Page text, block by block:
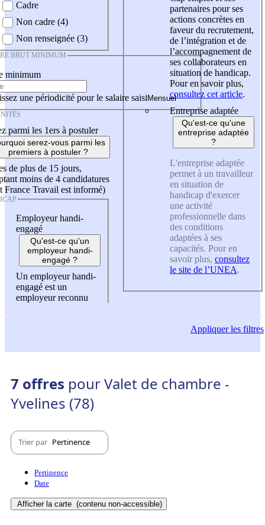
Cadre
Non cadre (4)
Non renseignée (3)
BRUT MINIMUM
minimum
une périodicité pour le salaire saisi
parmi les 1ers à postuler
serez-vous parmi les
premiers à postuler ?
de plus de 15 jours,
moins de 4 candidatures
France Travail est informé)
Employeur handi-
engagé
Qu'est-ce qu'un
employeur handi-
engagé ?
Un employeur handi-
engagé est un
employeur reconnu
partenaires pour ses
actions concrètes en
faveur du recrutement,
de l’intégration et de
l’accompagnement de
ses collaborateurs en
situation de handicap.
Pour en savoir plus,
consultez cet article.
Entreprise adaptée
Qu'est-ce qu'une
entreprise adaptée
?
L'entreprise adaptée
permet à un travailleur
en situation de
handicap d'exercer
une activité
professionnelle dans
des conditions
adaptées à ses
capacités. Pour en
savoir plus, consultez
le site de l’UNEA.
Appliquerles filtres
7 offres pour Valet de chambre -
Yvelines (78)
Trier par Pertinence
Pertinence
Date
Afficher la carte (contenu non-accessible)